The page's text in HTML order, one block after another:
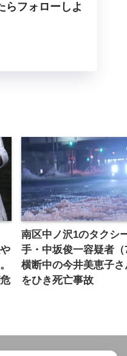
らフォローしよ
南区中ノ沢1のタクシ
手・中坂俊一容疑者（
横断中の今井美恵子さ
をひき死亡事故